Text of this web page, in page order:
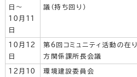
日～
10月11
日
議（持ち回り）
10月12
日
第6回コミュニティ活動の在り
方関係課所長会議
12月10
環境建設委員会